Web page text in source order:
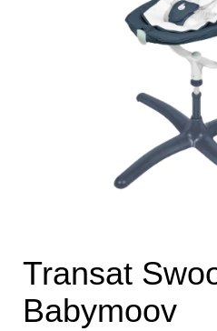
Transat
Babymoov